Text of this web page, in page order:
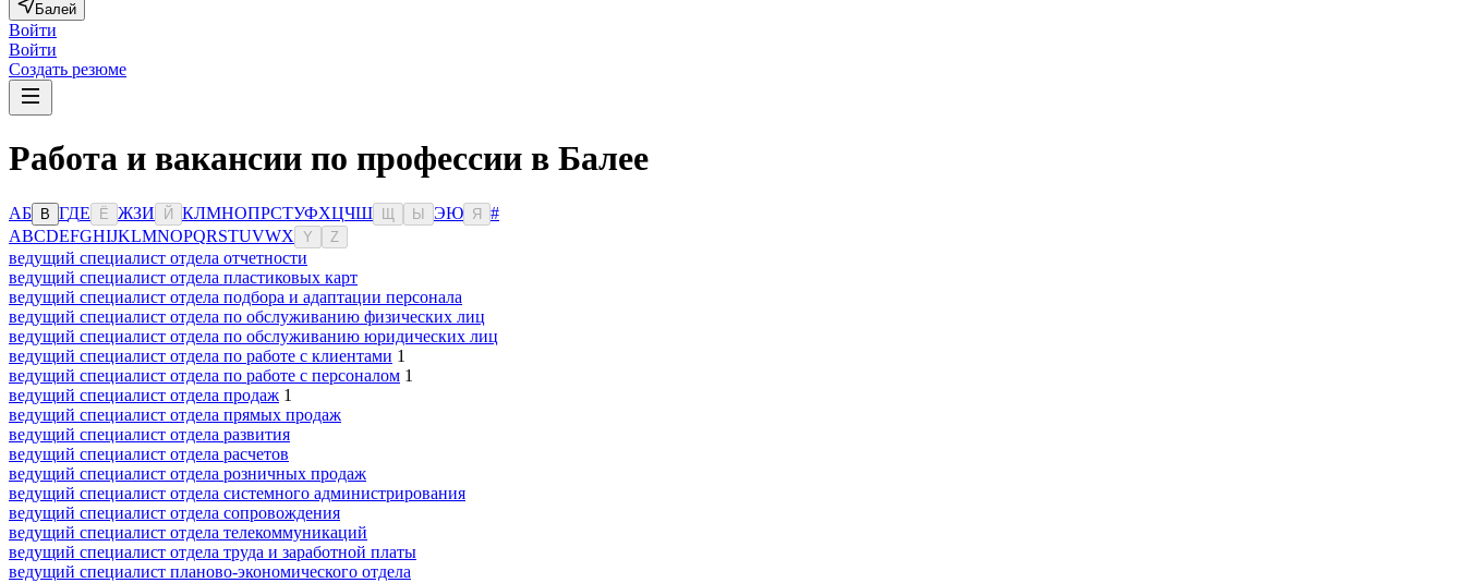
Балей
Войти
Войти
Создать резюме
Работа и вакансии по профессии в Балее
АБ В ГДЕ Ё ЖЗИ Й КЛМНОПРСТУФХЦЧШ Ы ЭЮ Я
#
ABCDEFGHIJKLMNOPQRSTUVWX Y Z
ведущий специалист отдела отчетности
ведущий специалист отдела пластиковых карт
ведущий специалист отдела подбора и адаптации персонала
ведущий специалист отдела по обслуживанию физических лиц
ведущий специалист отдела по обслуживанию юридических лиц
ведущий специалист отдела по работе с клиентами 1
ведущий специалист отдела по работе с персоналом 1
ведущий специалист отдела продаж 1
ведущий специалист отдела прямых продаж
ведущий специалист отдела развития
ведущий специалист отдела расчетов
ведущий специалист отдела розничных продаж
ведущий специалист отдела системного администрирования
ведущий специалист отдела сопровождения
ведущий специалист отдела телекоммуникаций
ведущий специалист отдела труда и заработной платы
ведущий специалист планово-экономического отдела